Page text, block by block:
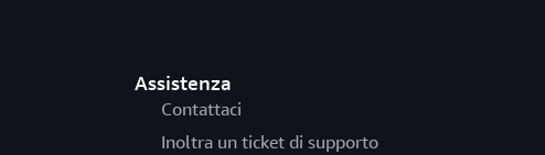
Assistenza
Contattaci
Inoltra un ticket di supporto